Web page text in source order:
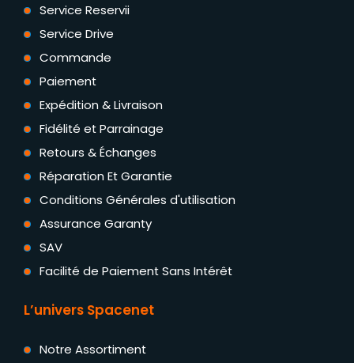
Service Reservii
Service Drive
Commande
Paiement
Expédition & Livraison
Fidélité et Parrainage
Retours & Échanges
Réparation Et Garantie
Conditions Générales d'utilisation
Assurance Garanty
SAV
Facilité de Paiement Sans Intérêt
L’univers Spacenet
Notre Assortiment